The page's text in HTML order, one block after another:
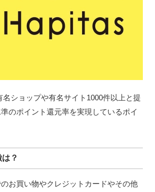
名ショップや有名サイト1000件以上と提
のポイント還元率を実現しているポイ
？
お買い物やクレジットカードやその他